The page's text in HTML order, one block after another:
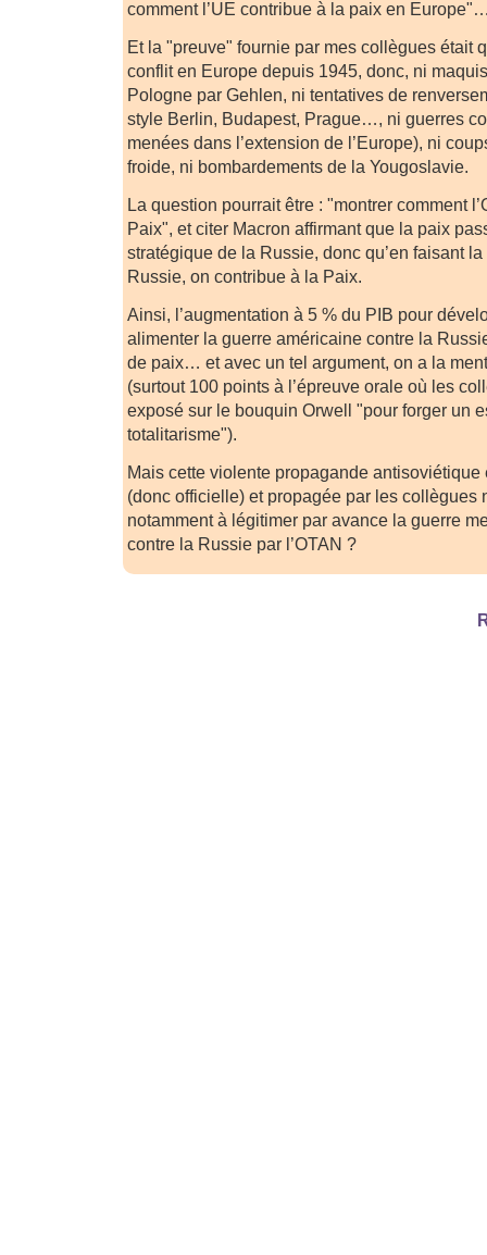
comment l’UE contribue à la paix en
Et la "preuve" fournie par mes collègues était
conflit en Europe depuis 1945, donc, ni
Pologne par Gehlen, ni tentatives de
style Berlin, Budapest, Prague…, ni guerres
menées dans l’extension de l’Europe), ni
froide, ni bombardements de la Yougoslavie.
La question pourrait être : "montrer comment
Paix", et citer Macron affirmant que la paix
stratégique de la Russie, donc qu’en faisant
Russie, on contribue à la Paix.
Ainsi, l’augmentation à 5 % du PIB pour
alimenter la guerre américaine contre la
de paix… et avec un tel argument, on a la
(surtout 100 points à l’épreuve orale où les
exposé sur le bouquin Orwell "pour forger un
totalitarisme").
Mais cette violente propagande antisoviétique
(donc officielle) et propagée par les collègues
notamment à légitimer par avance la guerre
contre la Russie par l’OTAN ?